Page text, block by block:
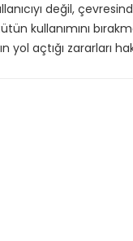
değil,
kullanımını
yol açtığı zararları